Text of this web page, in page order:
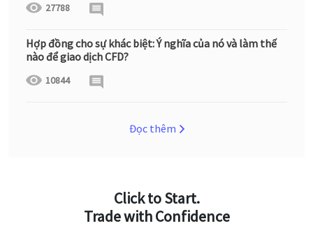
27788
Hợp đồng cho sự khác biệt: Ý nghĩa của nó và làm thế
nào để giao dịch CFD?
10844
Đọc thêm
Click to Start.
Trade with Confidence